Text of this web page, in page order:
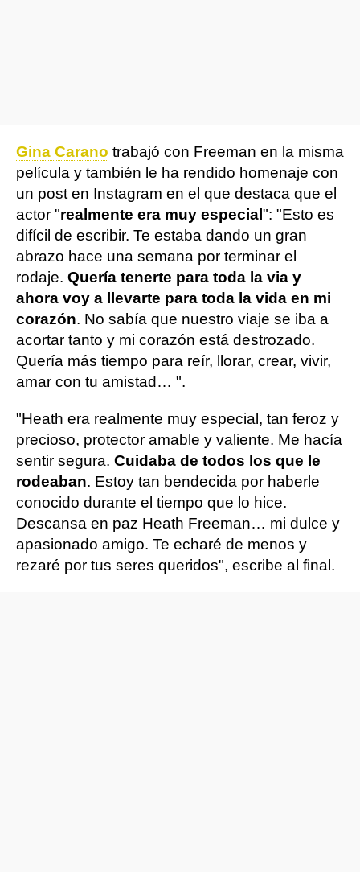
Gina Carano trabajó con Freeman en la misma
película y también le ha rendido homenaje con
un post en Instagram en el que destaca que el
actor "realmente era muy especial": "Esto es
difícil de escribir. Te estaba dando un gran
abrazo hace una semana por terminar el
rodaje. Quería tenerte para toda la via y
ahora voy a llevarte para toda la vida en mi
corazón. No sabía que nuestro viaje se iba a
acortar tanto y mi corazón está destrozado.
Quería más tiempo para reír, llorar, crear, vivir,
amar con tu amistad… ".
"Heath era realmente muy especial, tan feroz y
precioso, protector amable y valiente. Me hacía
sentir segura. Cuidaba de todos los que le
rodeaban. Estoy tan bendecida por haberle
conocido durante el tiempo que lo hice.
Descansa en paz Heath Freeman… mi dulce y
apasionado amigo. Te echaré de menos y
rezaré por tus seres queridos", escribe al final.